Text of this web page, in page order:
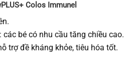
Colos Immunel
: các bé có nhu cầu tăng chiều cao.
trợ đề kháng khỏe, tiêu hóa tốt.